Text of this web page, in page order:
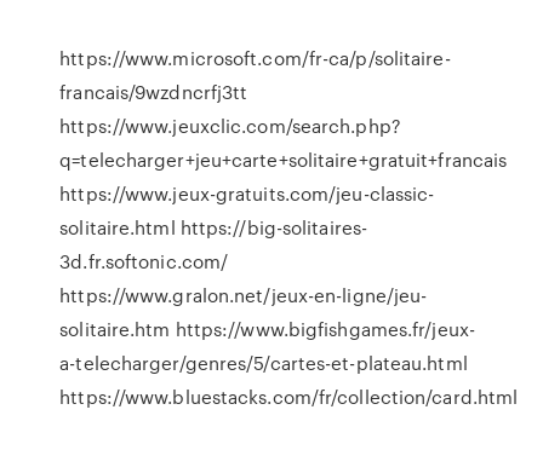
https://www.microsoft.com/fr-ca/p/solitaire-
francais/9wzdncrfj3tt
https://www.jeuxclic.com/search.php?
q=telecharger+jeu+carte+solitaire+gratuit+francais
https://www.jeux-gratuits.com/jeu-classic-
solitaire.html https://big-solitaires-
3d.fr.softonic.com/
https://www.gralon.net/jeux-en-ligne/jeu-
solitaire.htm https://www.bigfishgames.fr/jeux-
a-telecharger/genres/5/cartes-et-plateau.html
https://www.bluestacks.com/fr/collection/card.html